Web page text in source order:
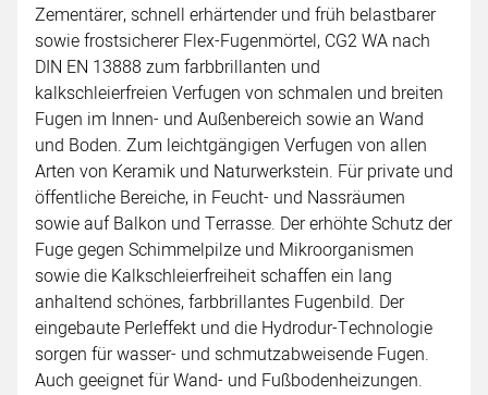
Zementärer, schnell erhärtender und früh belastbarer
sowie frostsicherer Flex-Fugenmörtel, CG2 WA nach
DIN EN 13888 zum farbbrillanten und
kalkschleierfreien Verfugen von schmalen und breiten
Fugen im Innen- und Außenbereich sowie an Wand
und Boden. Zum leichtgängigen Verfugen von allen
Arten von Keramik und Naturwerkstein. Für private und
öffentliche Bereiche, in Feucht- und Nassräumen
sowie auf Balkon und Terrasse. Der erhöhte Schutz der
Fuge gegen Schimmelpilze und Mikroorganismen
sowie die Kalkschleierfreiheit schaffen ein lang
anhaltend schönes, farbbrillantes Fugenbild. Der
eingebaute Perleffekt und die Hydrodur-Technologie
sorgen für wasser- und schmutzabweisende Fugen.
Auch geeignet für Wand- und Fußbodenheizungen.